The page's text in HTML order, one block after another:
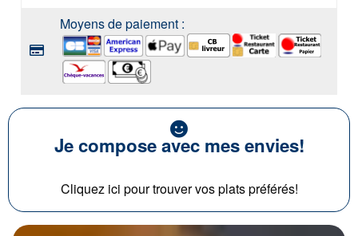
Moyens de paiement :
Je compose avec mes envies!
Cliquez ici pour trouver vos plats préférés!